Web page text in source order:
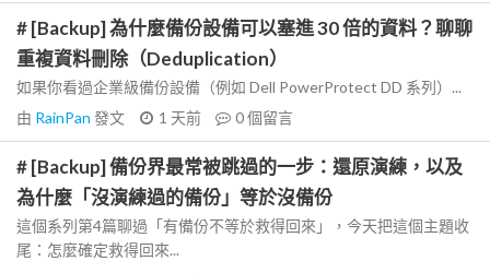
# [Backup] 為什麼備份設備可以塞進 30 倍的資料？聊聊
重複資料刪除（Deduplication）
如果你看過企業級備份設備（例如 Dell PowerProtect DD 系列）...
由 RainPan 發文 1 天前 0個留言
# [Backup] 備份界最常被跳過的一步：還原演練，以及
為什麼「沒演練過的備份」等於沒備份
這個系列第4篇聊過「有備份不等於救得回來」，今天把這個主題收
尾：怎麼確定救得回來...